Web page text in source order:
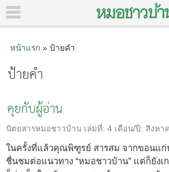
หน้าแรก» ป้ายคำ
ป้ายคำ
คุยกับผู้อ่าน
นิตยสารหมอชาวบ้าน เล่มที่: 4 เดือน/ปี: สิงหา
ในครั้งที่แล้วคุณพิฑูรย์ สารสม จากขอนแก่
ชื่นชมต่อแนวทาง “หมอชาวบ้าน” แต่ก็ยังเก